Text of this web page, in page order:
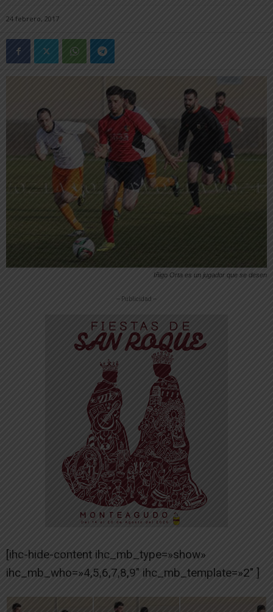
24 febrero, 2017
Iñigo Orta es un jugador que se desen
-- Publicidad --
[ihc-hide-content ihc_mb_type=»show»
ihc_mb_who=»4,5,6,7,8,9″ ihc_mb_template=»2″ ]